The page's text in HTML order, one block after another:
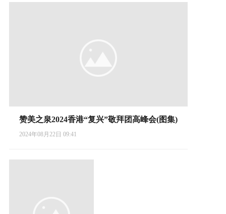
赞美之泉2024香港“复兴”敬拜团高峰会(图集)
2024年08月22日 09:41